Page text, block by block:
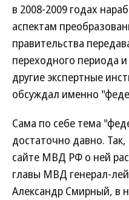
в 2008-2009 годах
аспектам
правительства
переходного периода
другие экспертные
обсуждал именно
Сама по себе тема
достаточно давно. Так,
сайте МВД РФ о ней
главы МВД генерал-
Александр Смирный, в